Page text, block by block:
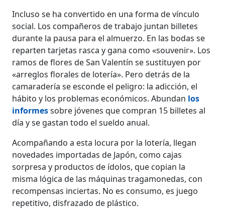
Incluso se ha convertido en una forma de vínculo
social. Los compañeros de trabajo juntan billetes
durante la pausa para el almuerzo. En las bodas se
reparten tarjetas rasca y gana como «souvenir». Los
ramos de flores de San Valentín se sustituyen por
«arreglos florales de lotería». Pero detrás de la
camaradería se esconde el peligro: la adicción, el
hábito y los problemas económicos. Abundan los
informessobre jóvenes que compran 15 billetes al
día y se gastan todo el sueldo anual.
Acompañando a esta locura por la lotería, llegan
novedades importadas de Japón, como cajas
sorpresa y productos de ídolos, que copian la
misma lógica de las máquinas tragamonedas, con
recompensas inciertas. No es consumo, es juego
repetitivo, disfrazado de plástico.